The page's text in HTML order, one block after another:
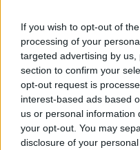
If you wish to opt-out of
processing of your
targeted advertising by
section to confirm your
opt-out request is
interest-based ads based
us or personal information
your opt-out. You may
disclosure of your
Σε συλλυπητήριο
Ελλήνων